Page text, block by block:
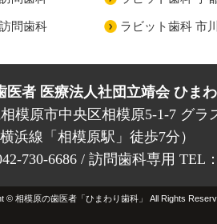
問歯科 ラビット歯科 市
医者 医療法人社団立靖会 ひま
模原市中央区相模原5-1-7 グラ
横浜線「相模原駅」徒歩7分）
730-6686 / 訪問歯科専用 TEL
© 相模原の歯医者「ひまわり歯科」 All Rights